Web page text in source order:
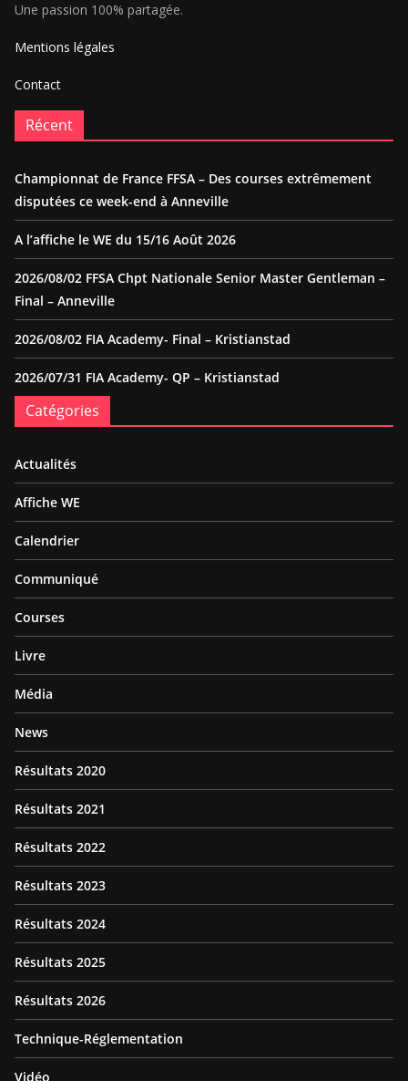
Une passion 100% partagée.
Mentions légales
Contact
Récent
Championnat de France FFSA – Des courses extrêmement
disputées ce week-end à Anneville
A l’affiche le WE du 15/16 Août 2026
2026/08/02 FFSA Chpt Nationale Senior Master Gentleman –
Final – Anneville
2026/08/02 FIA Academy- Final – Kristianstad
2026/07/31 FIA Academy- QP – Kristianstad
Catégories
Actualités
Affiche WE
Calendrier
Communiqué
Courses
Livre
Média
News
Résultats 2020
Résultats 2021
Résultats 2022
Résultats 2023
Résultats 2024
Résultats 2025
Résultats 2026
Technique-Réglementation
Vidéo